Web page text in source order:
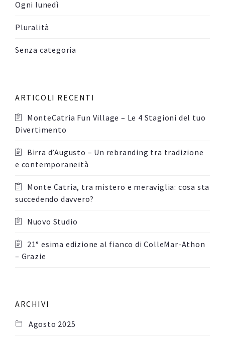
Ogni lunedì
Pluralità
Senza categoria
ARTICOLI RECENTI
MonteCatria Fun Village – Le 4 Stagioni del tuo
Divertimento
Birra d’Augusto – Un rebranding tra tradizione
e contemporaneità
Monte Catria, tra mistero e meraviglia: cosa sta
succedendo davvero?
Nuovo Studio
21° esima edizione al fianco di ColleMar-Athon
– Grazie
ARCHIVI
Agosto 2025